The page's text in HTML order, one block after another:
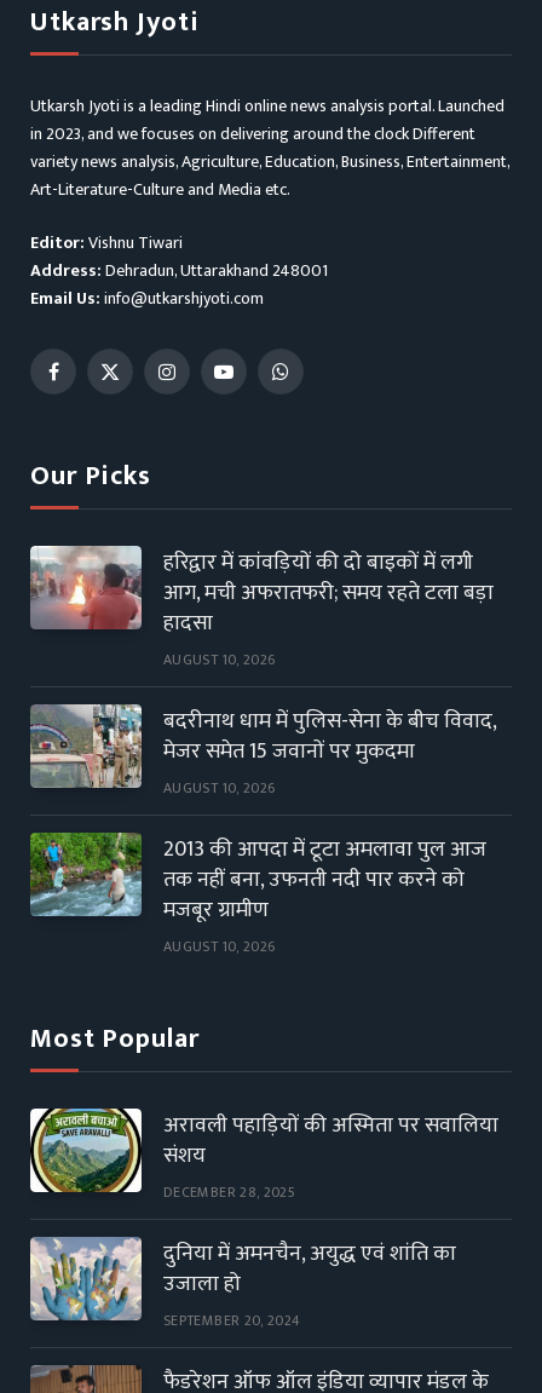
Utkarsh Jyoti
Utkarsh Jyoti is a leading Hindi online news analysis portal. Launched
in 2023, and we focuses on delivering around the clock Different
variety news analysis, Agriculture, Education, Business, Entertainment,
Art-Literature-Culture and Media etc.
Editor:Vishnu Tiwari
Address:Dehradun, Uttarakhand 248001
Email Us:info@utkarshjyoti.com
Facebook
X
InstagramYouTubeWhatsApp
Our Picks
हरिद्वार में कांवड़ियों की दो बाइकों में लगी
आग, मची अफरातफरी; समय रहते टला बड़ा
हादसा
AUGUST 10, 2026
बदरीनाथ धाम में पुलिस-सेना के बीच विवाद,
मेजर समेत 15 जवानों पर मुकदमा
AUGUST 10, 2026
2013 की आपदा में टूटा अमलावा पुल आज
तक नहीं बना, उफनती नदी पार करने को
मजबूर ग्रामीण
AUGUST 10, 2026
Most Popular
अरावली पहाड़ियों की अस्मिता पर सवालिया
संशय
DECEMBER 28, 2025
दुनिया में अमनचैन, अयुद्ध एवं शांति का
उजाला हो
SEPTEMBER 20, 2024
फैडरेशन ऑफ ऑल इंडिया व्यापार मंडल के